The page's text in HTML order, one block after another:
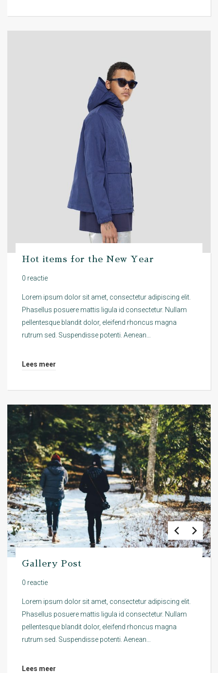
Hot items for the New Year
0 reactie
Lorem ipsum dolor sit amet, consectetur adipiscing elit.
Phasellus posuere mattis ligula id consectetur. Nullam
pellentesque blandit dolor, eleifend rhoncus magna
rutrum sed. Suspendisse potenti. Aenean…
Lees meer
Gallery Post
0 reactie
Lorem ipsum dolor sit amet, consectetur adipiscing elit.
Phasellus posuere mattis ligula id consectetur. Nullam
pellentesque blandit dolor, eleifend rhoncus magna
rutrum sed. Suspendisse potenti. Aenean…
Lees meer